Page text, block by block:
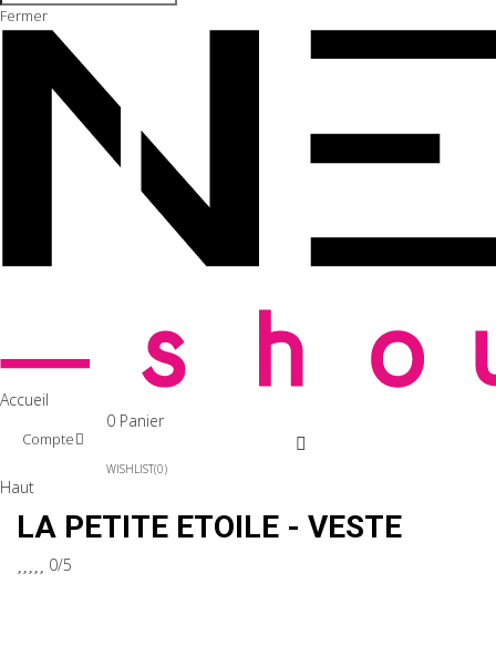
Fermer
Accueil
Compte
0 Panier
WISHLIST 0
Haut
LA PETITE ETOILE - VESTE
0/5